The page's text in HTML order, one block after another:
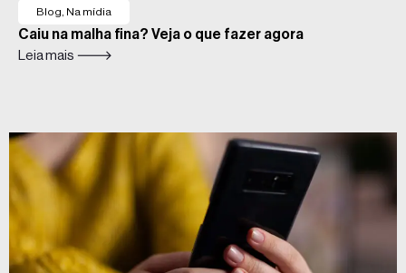
Blog Na mídia
Caiu na malha fina? Veja o que fazer agora
Leia mais 🡒